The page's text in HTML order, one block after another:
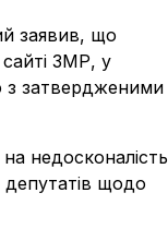
заявив, що
ЗМР, у
з затвердженими
на недосконалість
депутатів щодо